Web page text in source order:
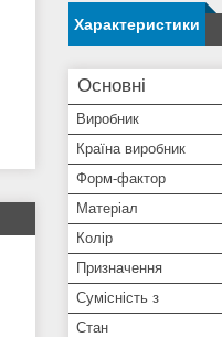
Характеристики
Основні
Виробник
Країна виробник
Форм-фактор
Матеріал
Колір
Призначення
Сумісність з
Стан